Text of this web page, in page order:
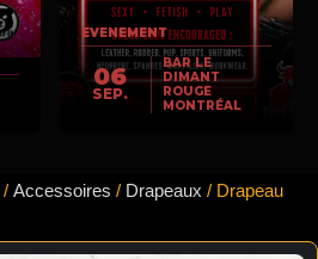
EVENEMENT
06
SEP.
BAR LE
DIMANT
ROUGE
MONTRÉAL
/ Accessoires / Drapeaux / Drapeau